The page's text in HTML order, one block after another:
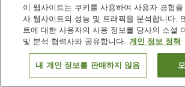
Wi-Fi
자동판매기
미용실
회의실
일본 홋카이도
하코다테
호텔 마이스테이스 하코다테 고료카쿠객실 보기
이 웹사이트는 쿠키를 사용하여 사용자 경험
사 웹사이트의 성능 및 트래픽을 분석합니다.
트에 대한 사용자의 사용 정보를 당사의 소셜
및 분석 협력사와 공유합니다. 개인 정보 정책
내 개인 정보를 판매하지 않음